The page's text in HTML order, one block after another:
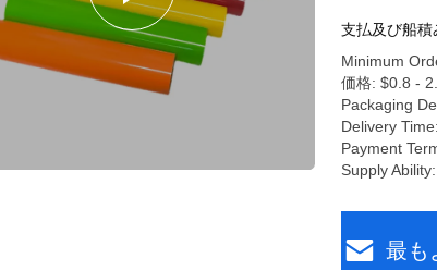
支払及び船積
Minimum
価格: $0.8 -
Packaging
Delivery
Payment
Supply
最も